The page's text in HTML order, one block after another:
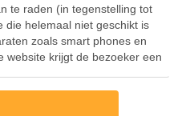
te raden (in tegenstelling tot
die helemaal niet geschikt is
zoals smart phones en
website krijgt de bezoeker een